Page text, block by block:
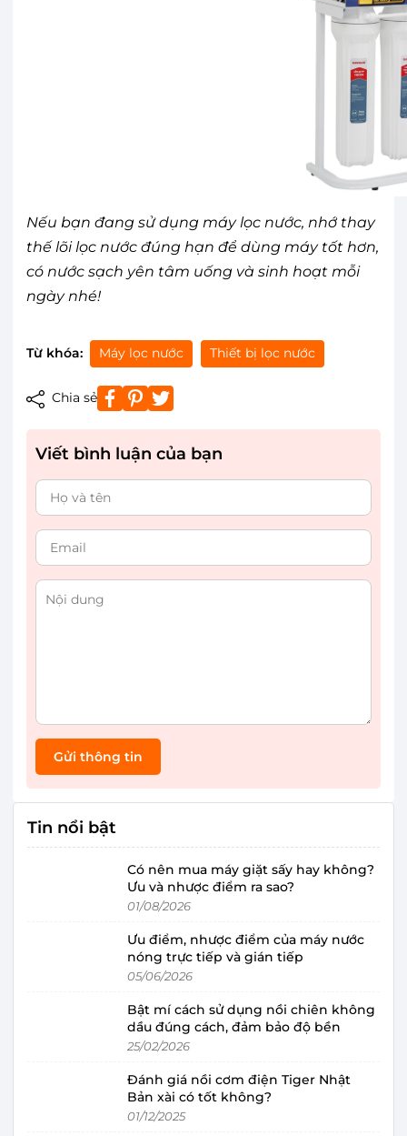
Nếu bạn đang sử dụng máy lọc nước, nhớ thay
thế lõi lọc nước đúng hạn để dùng máy tốt hơn,
có nước sạch yên tâm uống và sinh hoạt mỗi
ngày nhé!
Từ khóa: Máy lọc nước Thiết bị lọc nước
Chia sẻ
Viết bình luận của bạn
Gửi thông tin
Tin nổi bật
Có nên mua máy giặt sấy hay không?
Ưu và nhược điểm ra sao?
01/08/2026
Ưu điểm, nhược điểm của máy nước
nóng trực tiếp và gián tiếp
05/06/2026
Bật mí cách sử dụng nồi chiên không
dầu đúng cách, đảm bảo độ bền
25/02/2026
Đánh giá nồi cơm điện Tiger Nhật
Bản xài có tốt không?
01/12/2025